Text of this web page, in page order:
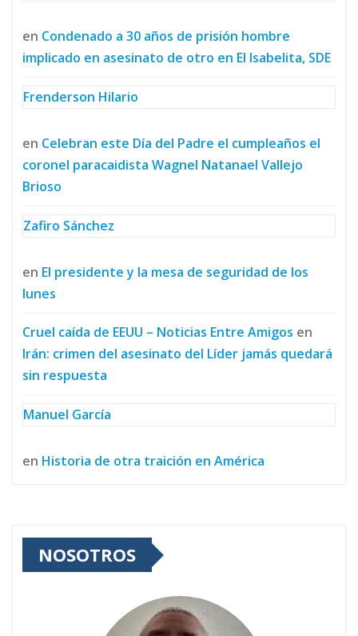
en Condenado a 30 años de prisión hombre
implicado en asesinato de otro en El Isabelita, SDE
Frenderson Hilario
en Celebran este Día del Padre el cumpleaños el
coronel paracaidista Wagnel Natanael Vallejo
Brioso
Zafiro Sánchez
en El presidente y la mesa de seguridad de los
lunes
Cruel caída de EEUU – Noticias Entre Amigos en
Irán: crimen del asesinato del Líder jamás quedará
sin respuesta
Manuel García
en Historia de otra traición en América
NOSOTROS